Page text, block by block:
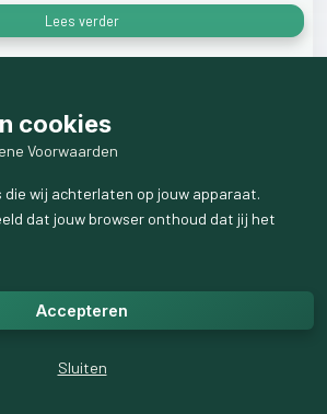
Lees verder
cookies
Voorwaarden
die wij achterlaten op jouw apparaat.
dat jouw browser onthoud dat jij het
Accepteren
Sluiten